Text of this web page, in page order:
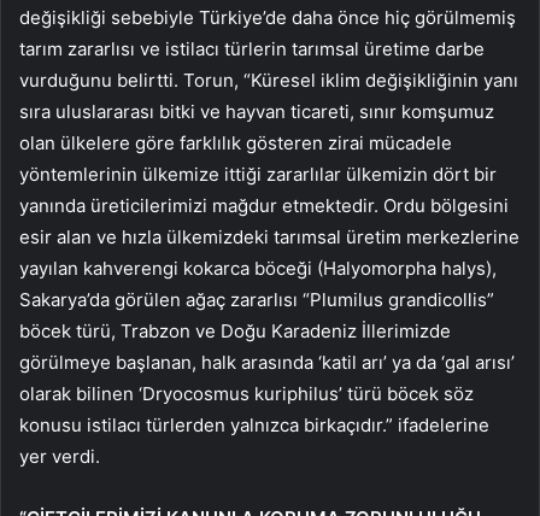
değişikliği sebebiyle Türkiye’de daha önce hiç görülmemiş
tarım zararlısı ve istilacı türlerin tarımsal üretime darbe
vurduğunu belirtti. Torun, “Küresel iklim değişikliğinin yanı
sıra uluslararası bitki ve hayvan ticareti, sınır komşumuz
olan ülkelere göre farklılık gösteren zirai mücadele
yöntemlerinin ülkemize ittiği zararlılar ülkemizin dört bir
yanında üreticilerimizi mağdur etmektedir. Ordu bölgesini
esir alan ve hızla ülkemizdeki tarımsal üretim merkezlerine
yayılan kahverengi kokarca böceği (Halyomorpha halys),
Sakarya’da görülen ağaç zararlısı “Plumilus grandicollis”
böcek türü, Trabzon ve Doğu Karadeniz İllerimizde
görülmeye başlanan, halk arasında ‘katil arı’ ya da ‘gal arısı’
olarak bilinen ‘Dryocosmus kuriphilus’ türü böcek söz
konusu istilacı türlerden yalnızca birkaçıdır.” ifadelerine
yer verdi.